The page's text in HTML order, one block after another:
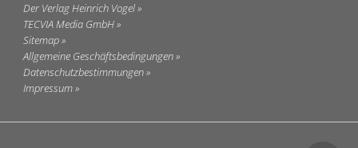
Der Verlag Heinrich Vogel
TECVIA Media GmbH
Sitemap
Allgemeine Geschäftsbedingungen
Datenschutzbestimmungen
Impressum